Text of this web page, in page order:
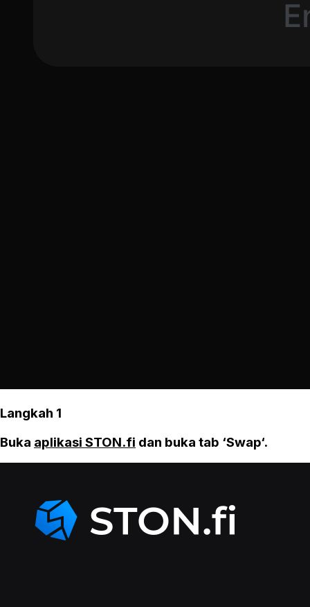
Langkah 1
Buka aplikasi STON.fi dan buka tab ‘Swap‘.